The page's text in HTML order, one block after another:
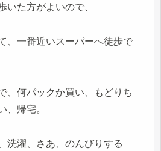
いた方がよいので、
、一番近いスーパーへ徒歩で
、何パックか買い、もどりち
、帰宅。
洗濯、さあ、のんびりする